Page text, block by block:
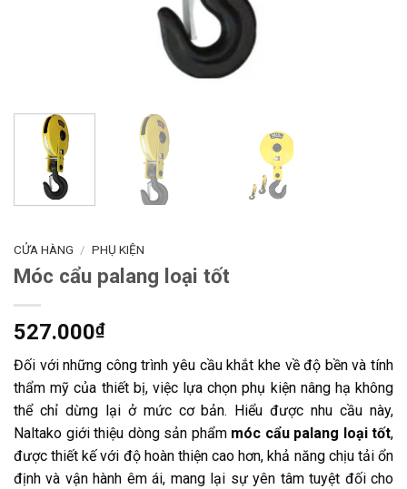
CỬA HÀNG / PHỤ KIỆN
Móc cẩu palang loại tốt
527.000₫
Đối với những công trình yêu cầu khắt khe về độ bền và tính
thẩm mỹ của thiết bị, việc lựa chọn phụ kiện nâng hạ không
thể chỉ dừng lại ở mức cơ bản. Hiểu được nhu cầu này,
Naltako giới thiệu dòng sản phẩm móc cẩu palang loại tốt,
được thiết kế với độ hoàn thiện cao hơn, khả năng chịu tải ổn
định và vận hành êm ái, mang lại sự yên tâm tuyệt đối cho